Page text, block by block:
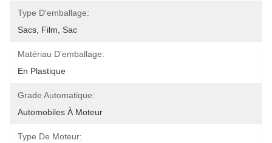
Type D'emballage:
Sacs, Film, Sac
Matériau D'emballage:
En Plastique
Grade Automatique:
Automobiles À Moteur
Type De Moteur: